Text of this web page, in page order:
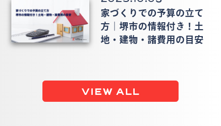
家づくりでの予算の立て
方｜堺市の情報付き！土
地・建物・諸費用の目安
VIEW ALL